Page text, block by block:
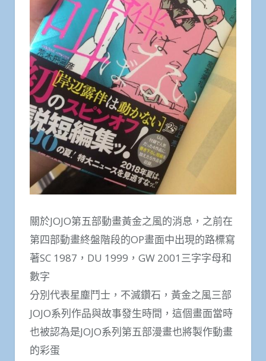
關於JOJO第五部動畫黃金之風的消息，之前在
第四部動畫終盤階段的OP畫面中出現的路標寫
著SC 1987，DU 1999，GW 2001三字字母和
數字
分別代表星塵鬥士，不滅鑽石，黃金之風三部
JOJO系列作品與故事發生時間，這個畫面當時
也被認為是JOJO系列第五部漫畫也將製作動畫
的彩蛋